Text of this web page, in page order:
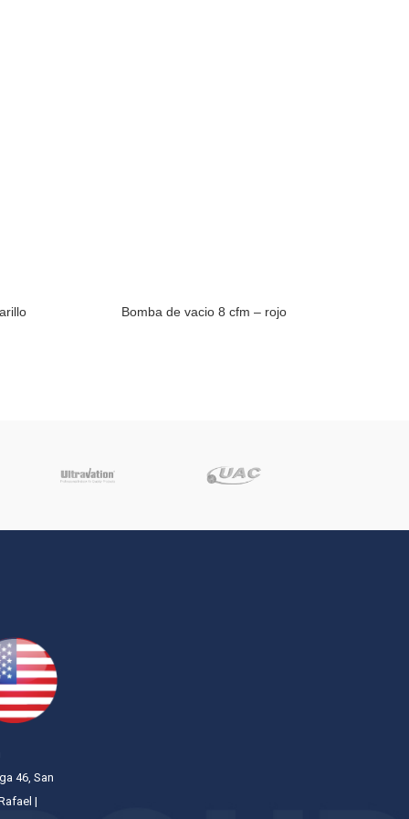
Bomba de vacio 8 cfm – rojo
46, San
|